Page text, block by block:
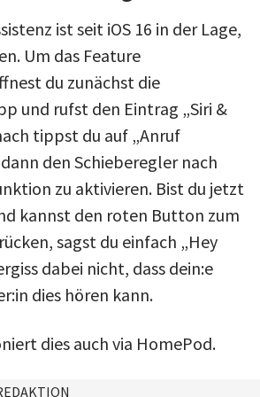
ist seit iOS 16 in der Lage,
Um das Feature
du zunächst die
und rufst den Eintrag „Siri &
tippst du auf „Anruf
den Schieberegler nach
zu aktivieren. Bist du jetzt
kannst den roten Button zum
sagst du einfach „Hey
dabei nicht, dass dein:e
dies hören kann.
dies auch via HomePod.